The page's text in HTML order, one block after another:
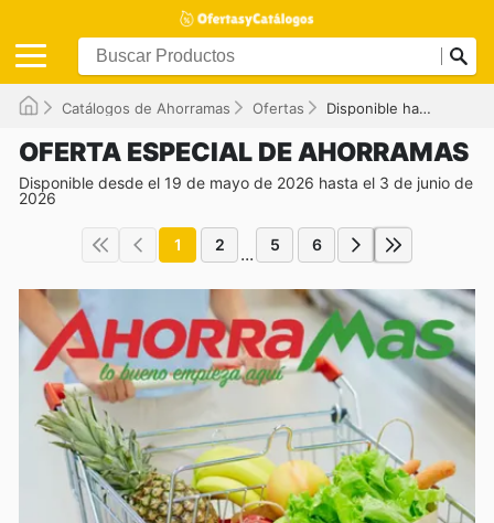
Catálogos de Ahorramas Ofertas Disponible hasta el 03/06/2026
OFERTA ESPECIAL DE AHORRAMAS
Disponible desde el 19 de mayo de 2026 hasta el 3 de junio de
2026
1 2 ... 5 6